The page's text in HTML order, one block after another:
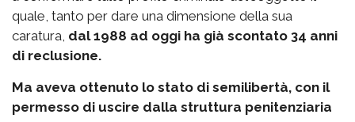
quale, tanto per dare una dimensione della sua
caratura, dal 1988 ad oggi ha già scontato 34 anni
di reclusione.
Ma aveva ottenuto lo stato di semilibertà, con il
permesso di uscire dalla struttura penitenziaria